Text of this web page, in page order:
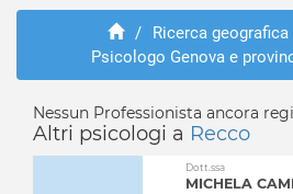
Bogliasco
Borzonasca
Busalla
Camogli
Abusi e violenze
Adozione e affido
Alcolismo
Anoressia
/ Ricerca geografica
Psicologo Genova e
Nessun Professionista ancora
Altri psicologi a Recco
Dott.ssa
MICHELA